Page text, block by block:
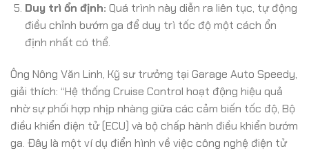
Duy trì ổn định: Quá trình này diễn ra liên tục, tự động
điều chỉnh bướm ga để duy trì tốc độ một cách ổn
định nhất có thể.
Ông Nông Văn Linh, Kỹ sư trưởng tại Garage Auto Speedy,
giải thích: “Hệ thống Cruise Control hoạt động hiệu quả
nhờ sự phối hợp nhịp nhàng giữa các cảm biến tốc độ, Bộ
điều khiển điện tử (ECU) và bộ chấp hành điều khiển bướm
ga. Đây là một ví dụ điển hình về việc công nghệ điện tử